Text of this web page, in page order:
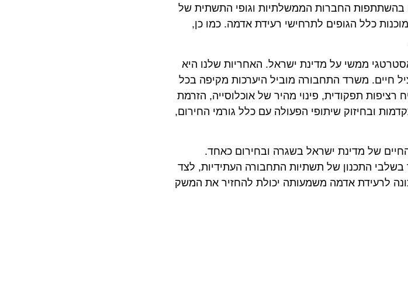
החברות הממשלתיות וגופי התשתית של
כלל הגופים לתרחישי רעידת אדמה. כמו כן,
ממשי על מדינת ישראל. האחריות שלנו היא
משרד התחבורה מוביל היערכות מקיפה בכל
תפקודית, פינוי מהיר של אוכלוסייה, הזרמת
ובחיזוק שיתופי הפעולה עם כלל גורמי החירום,
של מדינת ישראל בשגרה ובחירום כאחד.
התכנון של תשתיות התחבורה העתידיות, לצד
לרעידת אדמה משמעותה יכולת להחזיר את המשק